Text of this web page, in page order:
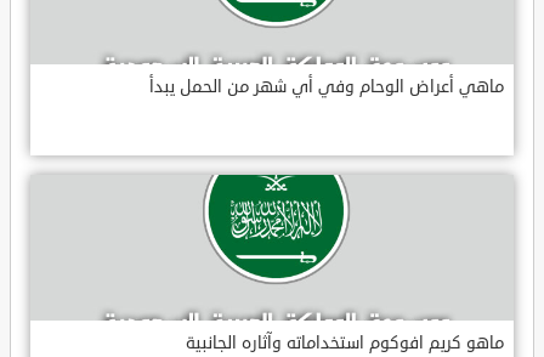
ماهي أعراض الوحام وفي أي شهر من الحمل يبدأ
ماهو كريم افوكوم استخداماته وآثاره الجانبية